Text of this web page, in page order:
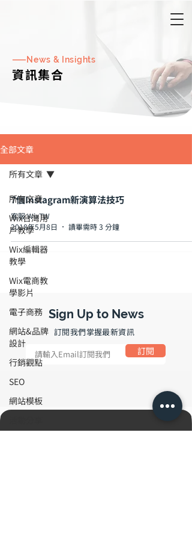
——​News & Insights
資訊集合
全部文章
所有文章
Wix台灣用
戶教學
Wix編輯器
教學
Wix電商教
學影片
電子商務
網站&品牌
設計
行銷觀點
SEO
網站模板
所有文章
7個Instagram新演算法技巧
客服 WixTW
2018年5月8日
讀畢需時 3 分鐘
Sign Up to News
​訂閱我們掌握最新資訊
訂閱